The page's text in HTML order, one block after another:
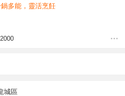
多能，靈活烹飪
城區